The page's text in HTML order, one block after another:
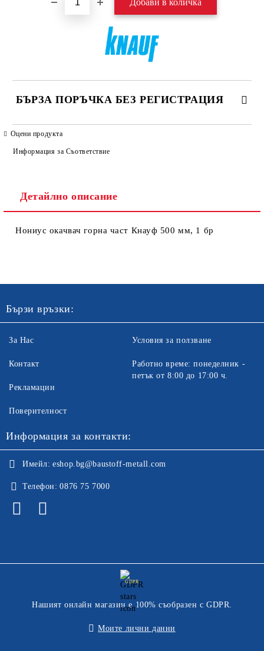
БЪРЗА ПОРЪЧКА БЕЗ РЕГИСТРАЦИЯ
Оцени продукта
Информация за Съответствие
Детайлно описание
Нониус окачвач горна част Кнауф 500 мм, 1 бр
Бързи връзки:
За Нас
Контакт
Рекламации
Поверителност
Условия за ползване
Работно време: понеделник -
петък от 8:00 до 17:00 ч.
Информация за контакти:
Имейл: eshop.bg@baustoff-metall.com
Телефон: 0876 75 7000
GDPR
Нашият онлайн магазин е 100% съобразен с GDPR.
Моите лични данни